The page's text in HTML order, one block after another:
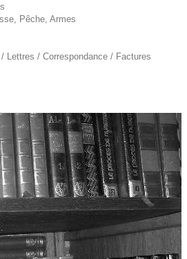
Pêche, Armes
Lettres / Correspondance / Factures